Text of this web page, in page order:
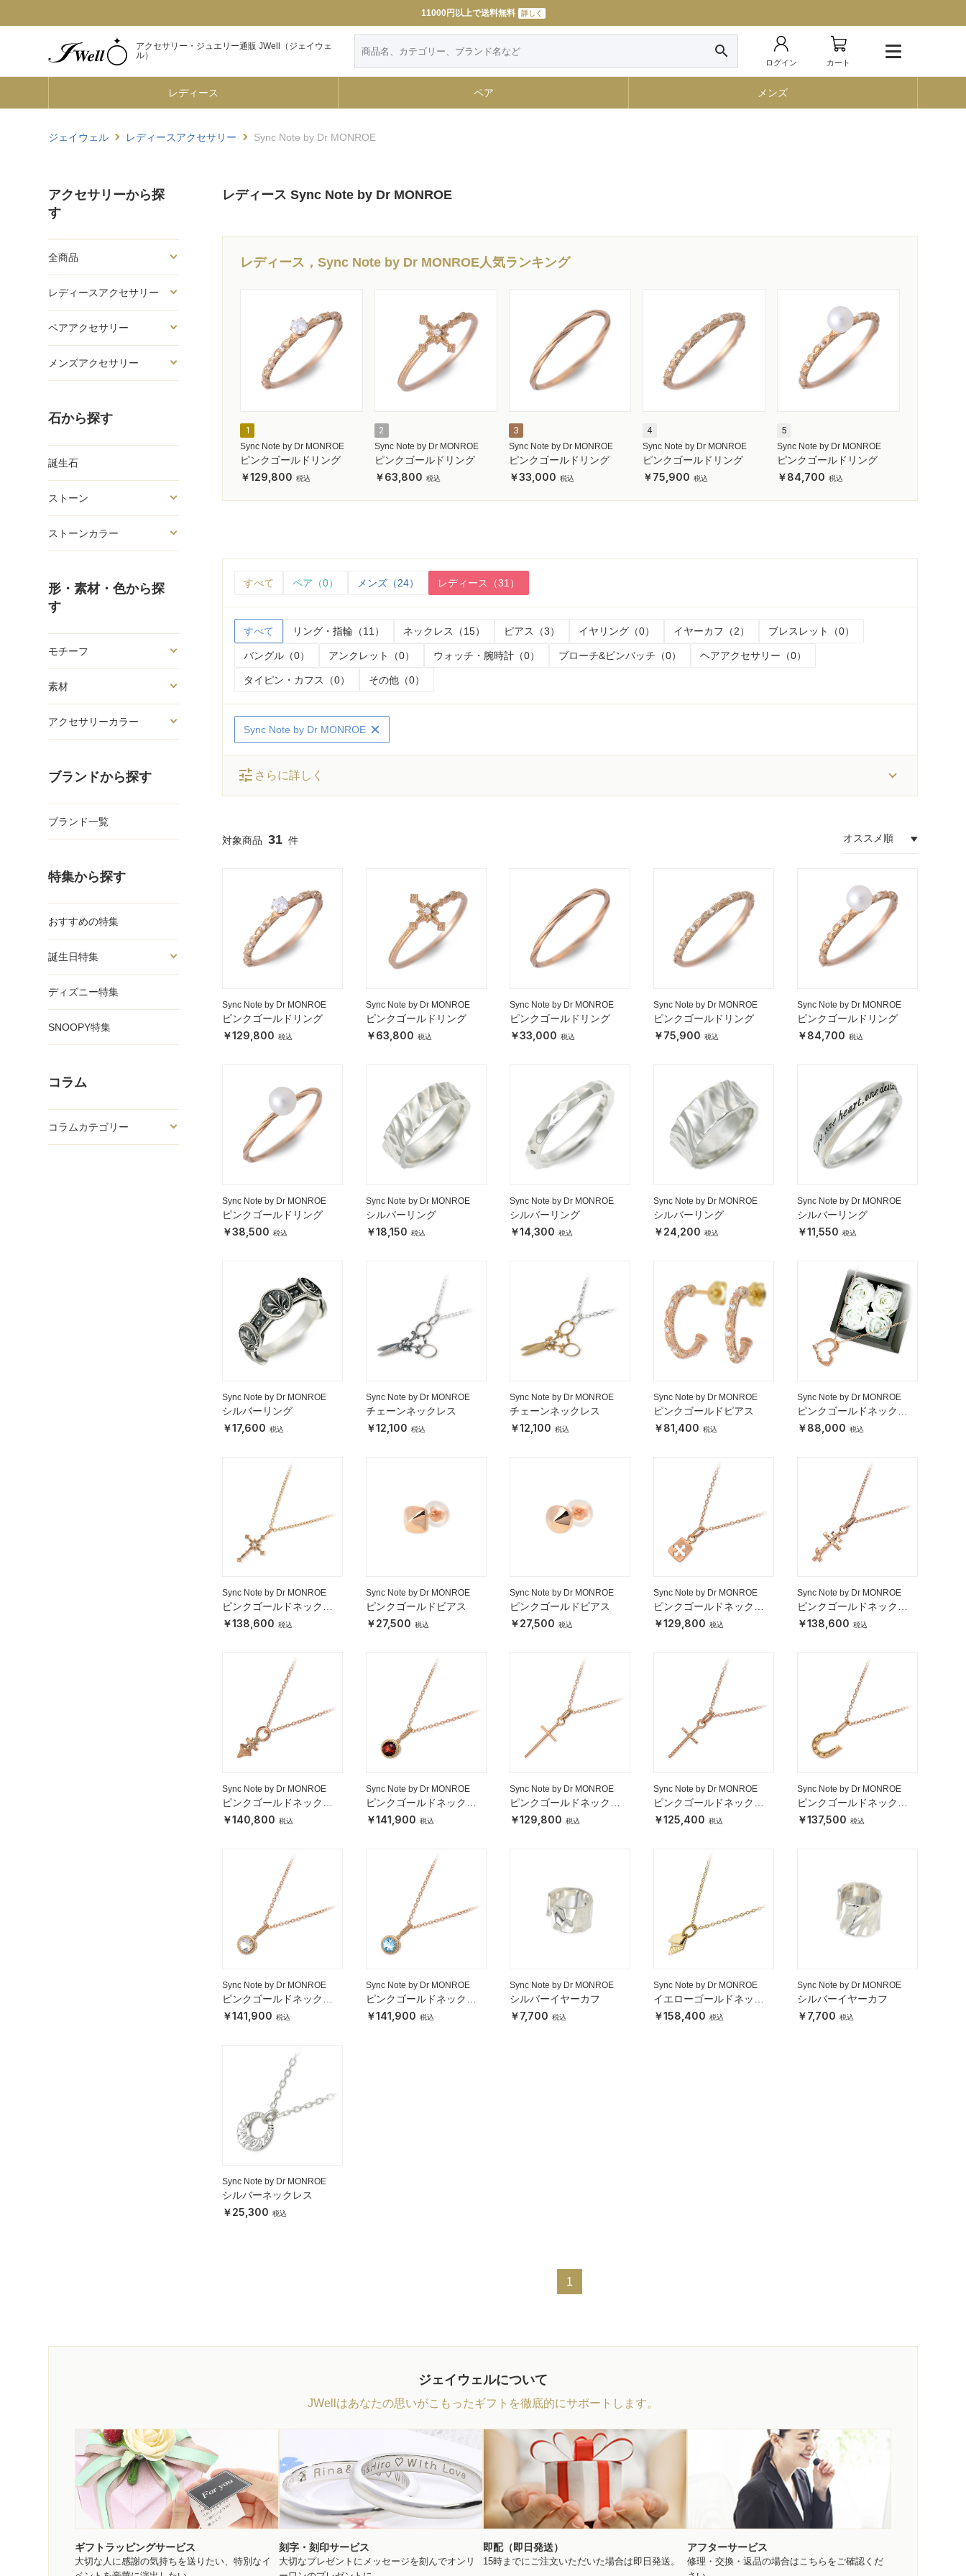
LINE友だち追加で特典GET 詳しく
11000円以上で送料無料 詳しく
アクセサリー・ジュエリー通販 JWell（ジェイウェ
ル）
search
ログイン カート
レディース ペア メンズ
ジェイウェル レディースアクセサリー Sync Note by Dr MONROE
アクセサリーから探
す
全商品
レディースアクセサリー
ペアアクセサリー
メンズアクセサリー
石から探す
誕生石
ストーン
ストーンカラー
形・素材・色から探
す
モチーフ
素材
アクセサリーカラー
ブランドから探す
ブランド一覧
特集から探す
おすすめの特集
誕生日特集
ディズニー特集
SNOOPY特集
コラム
コラムカテゴリー
レディース Sync Note by Dr MONROE
レディース，Sync Note by Dr MONROE人気ランキング
1
Sync Note by Dr MONROE
ピンクゴールドリング
129,800
2
Sync Note by Dr MONROE
ピンクゴールドリング
63,800
3
Sync Note by Dr MONROE
ピンクゴールドリング
33,000
4
Sync Note by Dr MONROE
ピンクゴールドリング
75,900
5
Sync Note by Dr MONROE
ピンクゴールドリング
84,700
すべて ペア（0） メンズ（24） レディース（31）
すべて リング・指輪（11） ネックレス（15） ピアス（3） イヤリング（0） イヤーカフ（2） ブレスレット（0）
バングル（0） アンクレット（0） ウォッチ・腕時計（0） ブローチ&ピンバッチ（0） ヘアアクセサリー（0）
タイピン・カフス（0） その他（0）
Sync Note by Dr MONROE
tune さらに詳しく
31
Sync Note by Dr MONROE
ピンクゴールドリング
129,800
Sync Note by Dr MONROE
ピンクゴールドリング
63,800
Sync Note by Dr MONROE
ピンクゴールドリング
33,000
Sync Note by Dr MONROE
ピンクゴールドリング
75,900
Sync Note by Dr MONROE
ピンクゴールドリング
84,700
Sync Note by Dr MONROE
ピンクゴールドリング
38,500
Sync Note by Dr MONROE
シルバーリング
18,150
Sync Note by Dr MONROE
シルバーリング
14,300
Sync Note by Dr MONROE
シルバーリング
24,200
Sync Note by Dr MONROE
シルバーリング
11,550
Sync Note by Dr MONROE
シルバーリング
17,600
Sync Note by Dr MONROE
チェーンネックレス
12,100
Sync Note by Dr MONROE
チェーンネックレス
12,100
Sync Note by Dr MONROE
ピンクゴールドピアス
81,400
Sync Note by Dr MONROE
ピンクゴールドネックレ
ス88,000
Sync Note by Dr MONROE
ピンクゴールドネックレ
ス138,600
Sync Note by Dr MONROE
ピンクゴールドピアス
27,500
Sync Note by Dr MONROE
ピンクゴールドピアス
27,500
Sync Note by Dr MONROE
ピンクゴールドネックレ
ス129,800
Sync Note by Dr MONROE
ピンクゴールドネックレ
ス138,600
Sync Note by Dr MONROE
ピンクゴールドネックレ
ス140,800
Sync Note by Dr MONROE
ピンクゴールドネックレ
ス141,900
Sync Note by Dr MONROE
ピンクゴールドネックレ
ス129,800
Sync Note by Dr MONROE
ピンクゴールドネックレ
ス125,400
Sync Note by Dr MONROE
ピンクゴールドネックレ
ス137,500
Sync Note by Dr MONROE
ピンクゴールドネックレ
ス141,900
Sync Note by Dr MONROE
ピンクゴールドネックレ
ス141,900
Sync Note by Dr MONROE
シルバーイヤーカフ
7,700
Sync Note by Dr MONROE
イエローゴールドネック
レス158,400
Sync Note by Dr MONROE
シルバーイヤーカフ
7,700
Sync Note by Dr MONROE
シルバーネックレス
25,300
1
ジェイウェルについて
JWellはあなたの思いがこもったギフトを徹底的にサポートします。
ギフトラッピングサービス
大切な人に感謝の気持ちを送りたい、特別なイ
刻字・刻印サービス
大切なプレゼントにメッセージを刻んでオンリ
即配（即日発送）
15時までにご注文いただいた場合は即日発送。
アフターサービス
修理・交換・返品の場合はこちらをご確認くだ